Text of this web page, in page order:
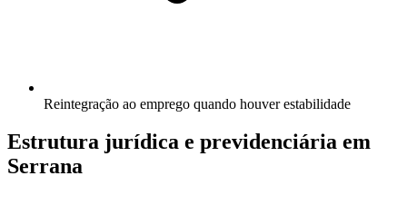
Reintegração ao emprego quando houver estabilidade
Estrutura jurídica e previdenciária em
Serrana